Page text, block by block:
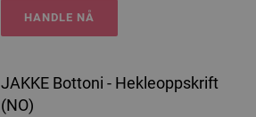
HANDLE NÅ
JAKKE Bottoni - Hekleoppskrift
(NO)